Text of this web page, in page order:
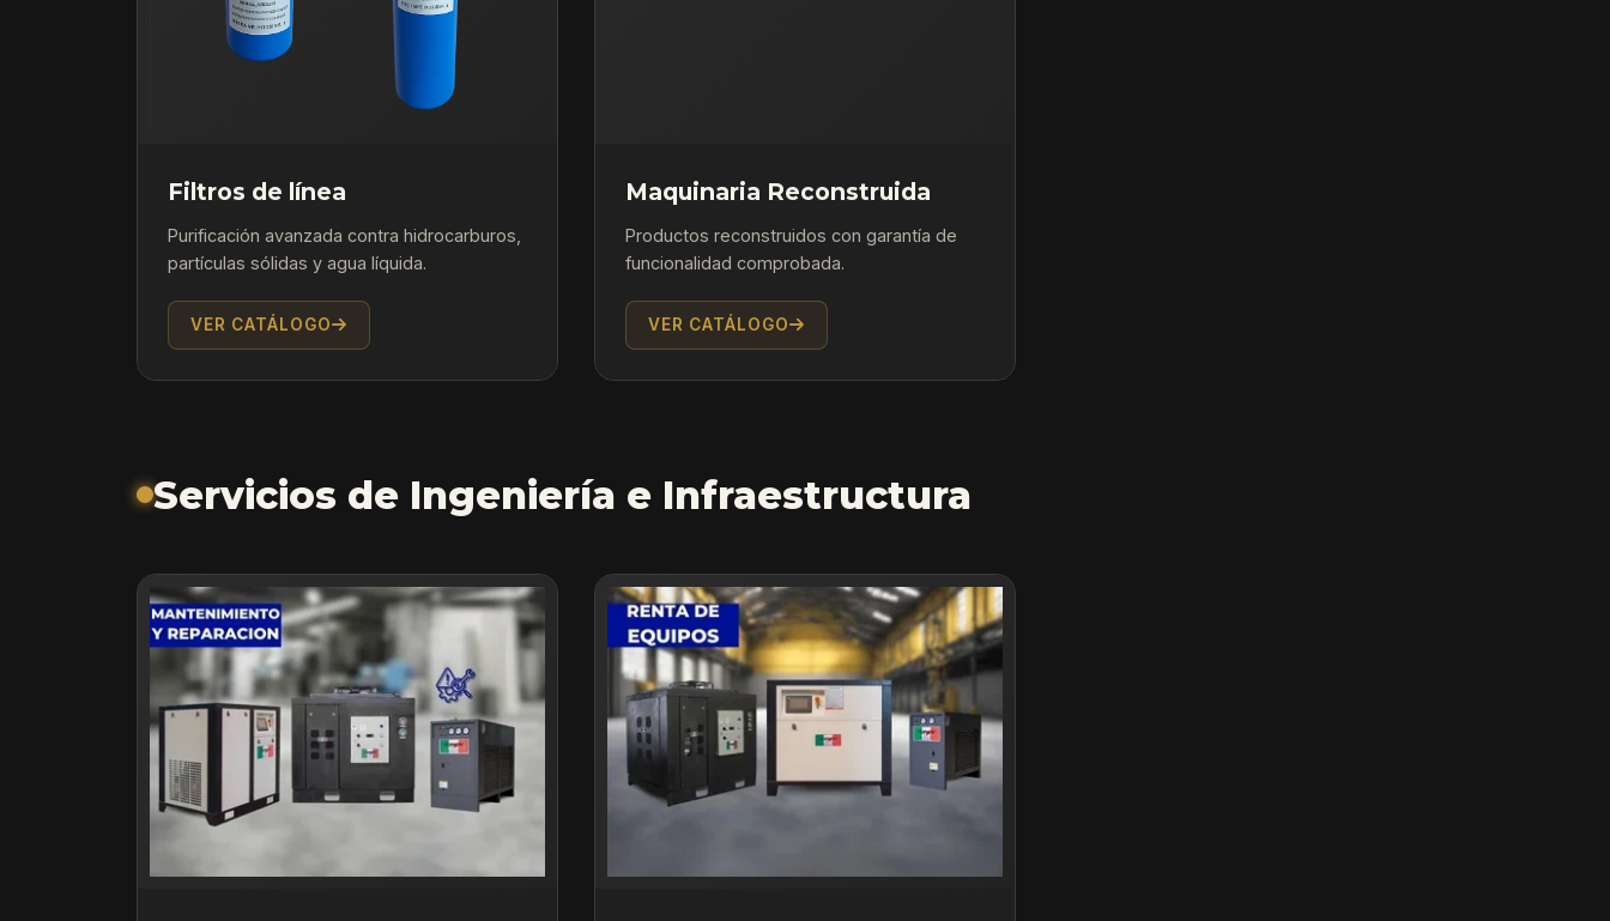
Filtros de línea
Purificación avanzada contra hidrocarburos,
partículas sólidas y agua líquida.
VER CATÁLOGO
Maquinaria Reconstruida
Productos reconstruidos con garantía de
funcionalidad comprobada.
VER CATÁLOGO
Servicios de Ingeniería e Infraestructura